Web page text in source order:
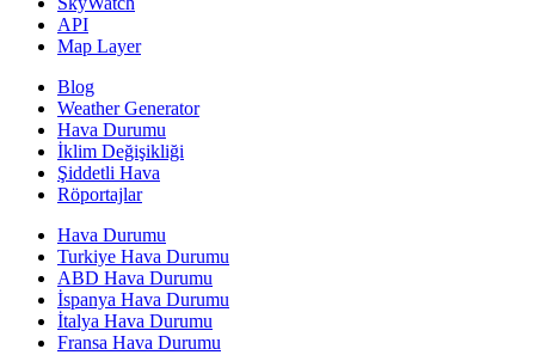
API
Map Layer
Blog
Weather Generator
Hava Durumu
İklim Değişikliği
Şiddetli Hava
Röportajlar
Hava Durumu
Turkiye Hava Durumu
ABD Hava Durumu
İspanya Hava Durumu
İtalya Hava Durumu
Fransa Hava Durumu